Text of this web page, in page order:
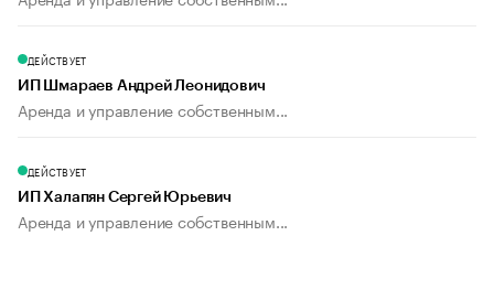
ДЕЙСТВУЕТ
ИП Шмараев Андрей Леонидович
Аренда и управление собственным...
ДЕЙСТВУЕТ
ИП Халапян Сергей Юрьевич
Аренда и управление собственным...